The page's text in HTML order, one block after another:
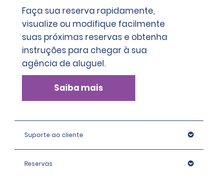
Faça sua reserva rapidamente,
visualize ou modifique facilmente
suas próximas reservas e obtenha
instruções para chegar à sua
agência de aluguel.
Saiba mais
Suporte ao cliente
Reservas